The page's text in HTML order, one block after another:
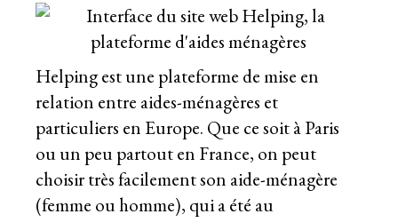
Helping est une plateforme de mise en
relation entre aides-ménagères et
particuliers en Europe. Que ce soit à Paris
ou un peu partout en France, on peut
choisir très facilement son aide-ménagère
(femme ou homme), qui a été au